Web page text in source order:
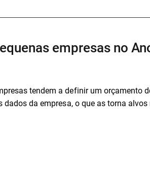
empresas no
tendem a definir um orçamento
dados da empresa, o que as torna